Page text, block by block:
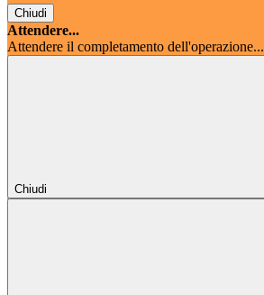
Chiudi
Attendere...
Attendere il completamento dell'operazione...
Chiudi